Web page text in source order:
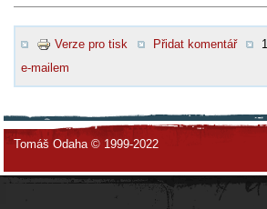
Verze pro tisk Přidat komentář
e-mailem
Tomáš Odaha © 1999-2022